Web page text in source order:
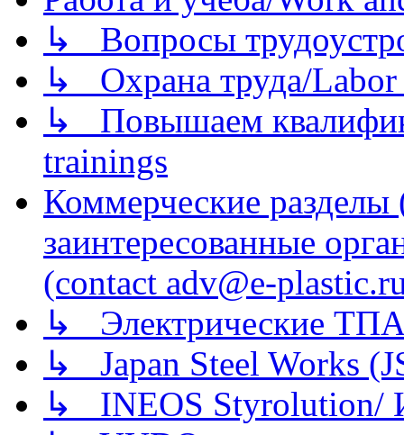
↳ Вопросы
↳ Охрана труда/Labor
↳ Повышаем
trainings
Коммерческие
заинтересованные
(contact adv@e-
↳ Электрические
↳ Japan Steel Works
↳ INEOS